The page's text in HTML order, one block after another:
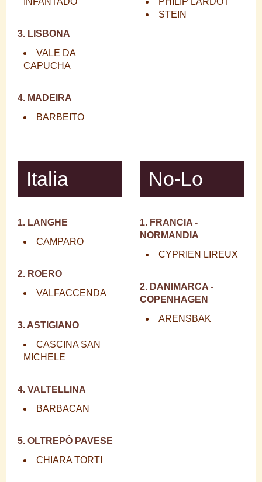
3. LISBONA
VALE DA
CAPUCHA
4. MADEIRA
BARBEITO
STEIN
Italia
1. LANGHE
CAMPARO
2. ROERO
VALFACCENDA
3. ASTIGIANO
CASCINA SAN
MICHELE
4. VALTELLINA
BARBACAN
5. OLTREPÒ PAVESE
CHIARA TORTI
No-Lo
1. FRANCIA -
NORMANDIA
CYPRIEN LIREUX
2. DANIMARCA -
COPENHAGEN
ARENSBAK